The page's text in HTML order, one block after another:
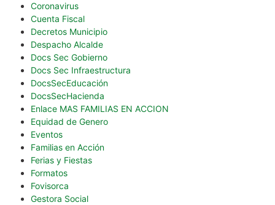
Coronavirus
Cuenta Fiscal
Decretos Municipio
Despacho Alcalde
Docs Sec Gobierno
Docs Sec Infraestructura
DocsSecEducación
DocsSecHacienda
Enlace MAS FAMILIAS EN ACCION
Equidad de Genero
Eventos
Familias en Acción
Ferias y Fiestas
Formatos
Fovisorca
Gestora Social